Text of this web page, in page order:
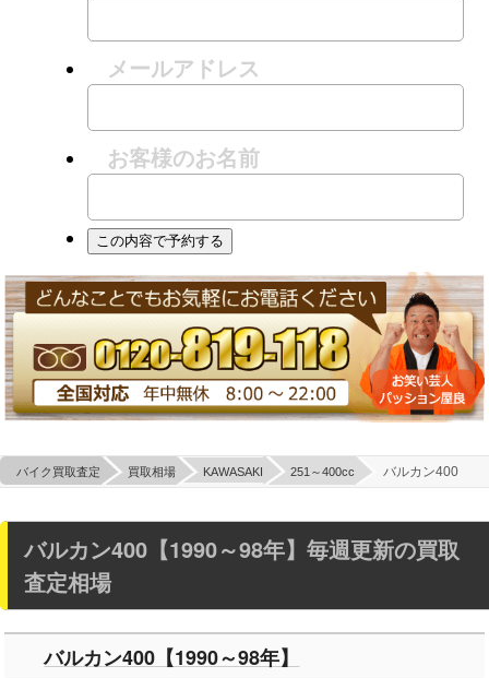
メールアドレス
お客様のお名前
バイク買取査定 買取相場 KAWASAKI 251～400cc バルカン400
バルカン400【1990～98年】毎週更新の買取
査定相場
バルカン400【1990～98年】